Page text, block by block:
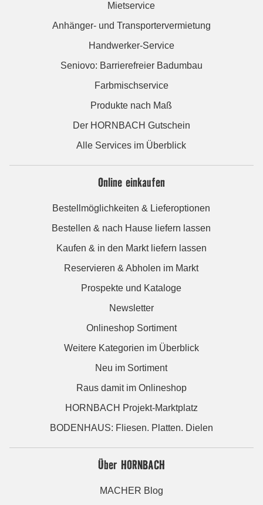
Mietservice
Anhänger- und Transportervermietung
Handwerker-Service
Seniovo: Barrierefreier Badumbau
Farbmischservice
Produkte nach Maß
Der HORNBACH Gutschein
Alle Services im Überblick
Online einkaufen
Bestellmöglichkeiten & Lieferoptionen
Bestellen & nach Hause liefern lassen
Kaufen & in den Markt liefern lassen
Reservieren & Abholen im Markt
Prospekte und Kataloge
Newsletter
Onlineshop Sortiment
Weitere Kategorien im Überblick
Neu im Sortiment
Raus damit im Onlineshop
HORNBACH Projekt-Marktplatz
BODENHAUS: Fliesen. Platten. Dielen
Über HORNBACH
MACHER Blog